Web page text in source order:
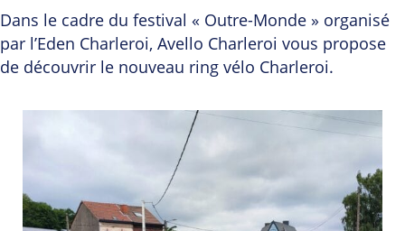
Dans le cadre du festival « Outre-Monde » organisé
par l’Eden Charleroi, Avello Charleroi vous propose
de découvrir le nouveau ring vélo Charleroi.